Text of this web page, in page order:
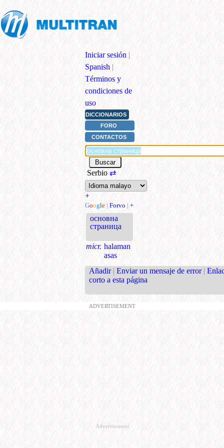
Iniciar sesión |
Spanish |
Términos y
condiciones de
uso
DICCIONARIOS
FORO
CONTACTOS
Serbio ⇄
+
Google | Forvo | +
основна
страница
micr. halaman
asas
Añadir | Enviar un mensaje de error |
corto a esta página
ADVERTISEMENT
Advertisement